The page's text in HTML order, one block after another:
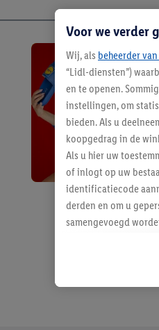
Voor we verder
Wij, als beheerder
“Lidl-diensten”)
en te openen.
instellingen, om
bieden. Als u
koopgedrag in de
Als u hier uw
of inlogt op uw
identificatiecode
derden en om u
samengevoegd
Als u hiermee
u interesse hebt
niet te kopen), ook